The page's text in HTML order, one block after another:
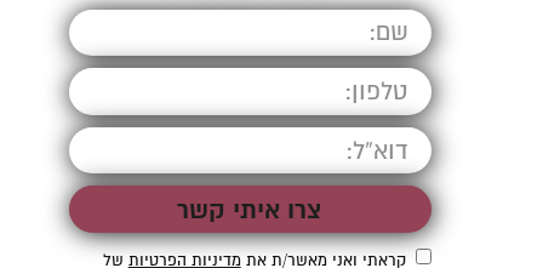
קראתי ואני מאשר/ת אתמדיניות הפרטיותשל
האתר, ומסכים/ה לשמירת המידע לצורך טיפול
קראתי ואני מאשר/ת אתמדיניות הפרטיות של